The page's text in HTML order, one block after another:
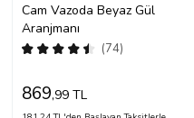
Cam Vazoda Beyaz Gül
Aranjmanı
(74)
869,99 TL